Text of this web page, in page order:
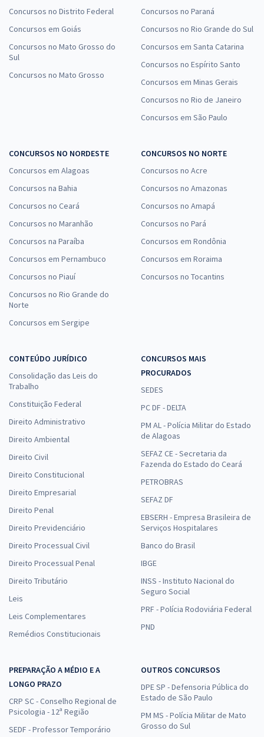
Concursos no Distrito Federal
Concursos em Goiás
Concursos no Mato Grosso do
Sul
Concursos no Mato Grosso
Concursos no Paraná
Concursos no Rio Grande do Sul
Concursos em Santa Catarina
Concursos no Espírito Santo
Concursos em Minas Gerais
Concursos no Rio de Janeiro
Concursos em São Paulo
CONCURSOS NO NORDESTE
Concursos em Alagoas
Concursos na Bahia
Concursos no Ceará
Concursos no Maranhão
Concursos na Paraíba
Concursos em Pernambuco
Concursos no Piauí
Concursos no Rio Grande do
Norte
Concursos em Sergipe
CONCURSOS NO NORTE
Concursos no Acre
Concursos no Amazonas
Concursos no Amapá
Concursos no Pará
Concursos em Rondônia
Concursos em Roraima
Concursos no Tocantins
CONTEÚDO JURÍDICO
Consolidação das Leis do
Trabalho
Constituição Federal
Direito Administrativo
Direito Ambiental
Direito Civil
Direito Constitucional
Direito Empresarial
Direito Penal
Direito Previdenciário
Direito Processual Civil
Direito Processual Penal
Direito Tributário
Leis
Leis Complementares
Remédios Constitucionais
CONCURSOS MAIS
PROCURADOS
SEDES
PC DF - DELTA
PM AL - Polícia Militar do Estado
de Alagoas
SEFAZ CE - Secretaria da
Fazenda do Estado do Ceará
PETROBRAS
SEFAZ DF
EBSERH - Empresa Brasileira de
Serviços Hospitalares
Banco do Brasil
IBGE
INSS - Instituto Nacional do
Seguro Social
PRF - Polícia Rodoviária Federal
PND
PREPARAÇÃO A MÉDIO E A
LONGO PRAZO
CRP SC - Conselho Regional de
Psicologia - 12ª Região
SEDF - Professor Temporário
OUTROS CONCURSOS
DPE SP - Defensoria Pública do
Estado de São Paulo
PM MS - Polícia Militar de Mato
Grosso do Sul